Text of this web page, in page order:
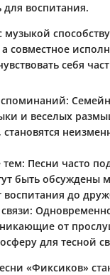
воспитания.
музыкой
совместное
себя
и веселых
Песни часто
быть обсуждены
воспитания до
от
для тесной
«Фиксиков»